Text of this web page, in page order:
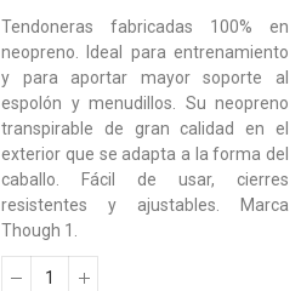
Tendoneras fabricadas 100% en
neopreno. Ideal para entrenamiento
y para aportar mayor soporte al
espolón y menudillos. Su neopreno
transpirable de gran calidad en el
exterior que se adapta a la forma del
caballo. Fácil de usar, cierres
resistentes y ajustables. Marca
Though 1.